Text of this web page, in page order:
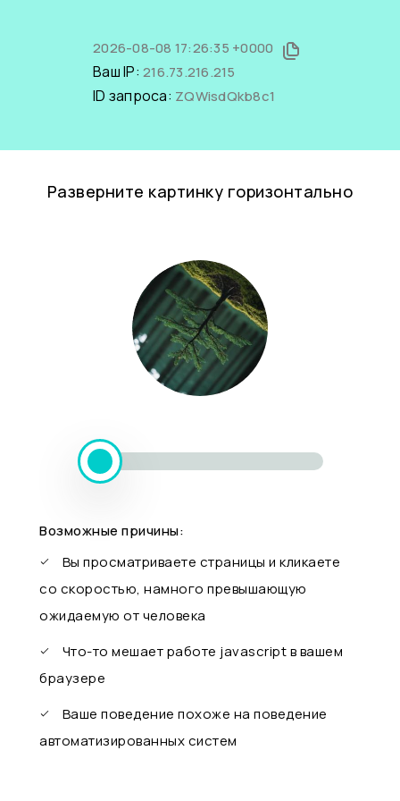
2026-08-08 17:26:35 +0000
Ваш IP: 216.73.216.215
ID запроса: ZQWisdQkb8c1
Разверните картинку горизонтально
Возможные причины:
Вы просматриваете страницы и кликаете
со скоростью, намного превышающую
ожидаемую от человека
Что-то мешает работе javascript в вашем
браузере
Ваше поведение похоже на поведение
автоматизированных систем